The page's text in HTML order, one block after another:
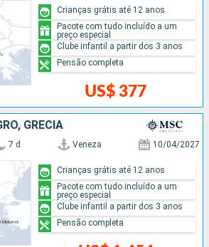
US$ 377
Crianças grátis até 12 anos
Pacote com tudo incluído a um
preço especial
Clube infantil a partir dos 3 anos
Pensão completa
GRÉCIA
7 d Veneza 10/04/2027
Crianças grátis até 12 anos
Pacote com tudo incluído a um
preço especial
Clube infantil a partir dos 3 anos
Pensão completa